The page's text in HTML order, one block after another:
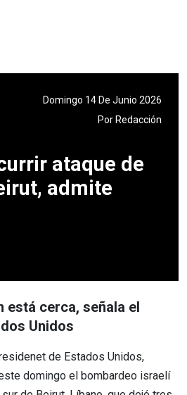
Domingo 14 De Junio 2026
Por Redacción
ataque de
admite
está cerca, señala el
Unidos
de Estados Unidos,
domingo el bombardeo israelí